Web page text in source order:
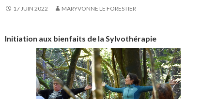
17 JUIN 2022 MARYVONNE LE FORESTIER
Initiation aux bienfaits de la Sylvothérapie